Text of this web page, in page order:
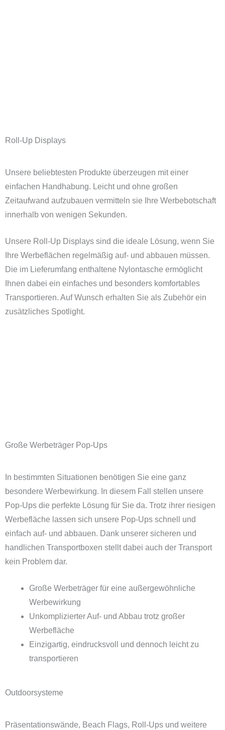
Roll-Up Displays
Unsere beliebtesten Produkte überzeugen mit einer
einfachen Handhabung. Leicht und ohne großen
Zeitaufwand aufzubauen vermitteln sie Ihre Werbebotschaft
innerhalb von wenigen Sekunden.
Unsere Roll-Up Displays sind die ideale Lösung, wenn Sie
Ihre Werbeflächen regelmäßig auf- und abbauen müssen.
Die im Lieferumfang enthaltene Nylontasche ermöglicht
Ihnen dabei ein einfaches und besonders komfortables
Transportieren. Auf Wunsch erhalten Sie als Zubehör ein
zusätzliches Spotlight.
Große Werbeträger Pop-Ups
In bestimmten Situationen benötigen Sie eine ganz
besondere Werbewirkung. In diesem Fall stellen unsere
Pop-Ups die perfekte Lösung für Sie da. Trotz ihrer riesigen
Werbefläche lassen sich unsere Pop-Ups schnell und
einfach auf- und abbauen. Dank unserer sicheren und
handlichen Transportboxen stellt dabei auch der Transport
kein Problem dar.
Große Werbeträger für eine außergewöhnliche
Werbewirkung
Unkomplizierter Auf- und Abbau trotz großer
Werbefläche
Einzigartig, eindrucksvoll und dennoch leicht zu
transportieren
Outdoorsysteme
Präsentationswände, Beach Flags, Roll-Ups und weitere